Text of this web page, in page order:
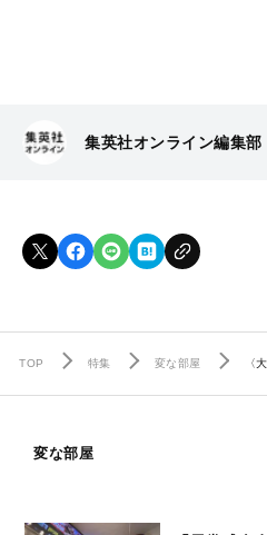
集英社オンライン編集部
TOP 特集 変な部屋 〈
変な部屋